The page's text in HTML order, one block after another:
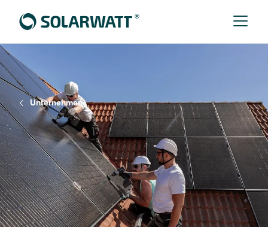
Unternehmen